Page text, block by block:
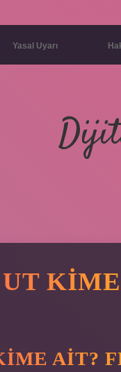
Yasal Uyarı
AIT?